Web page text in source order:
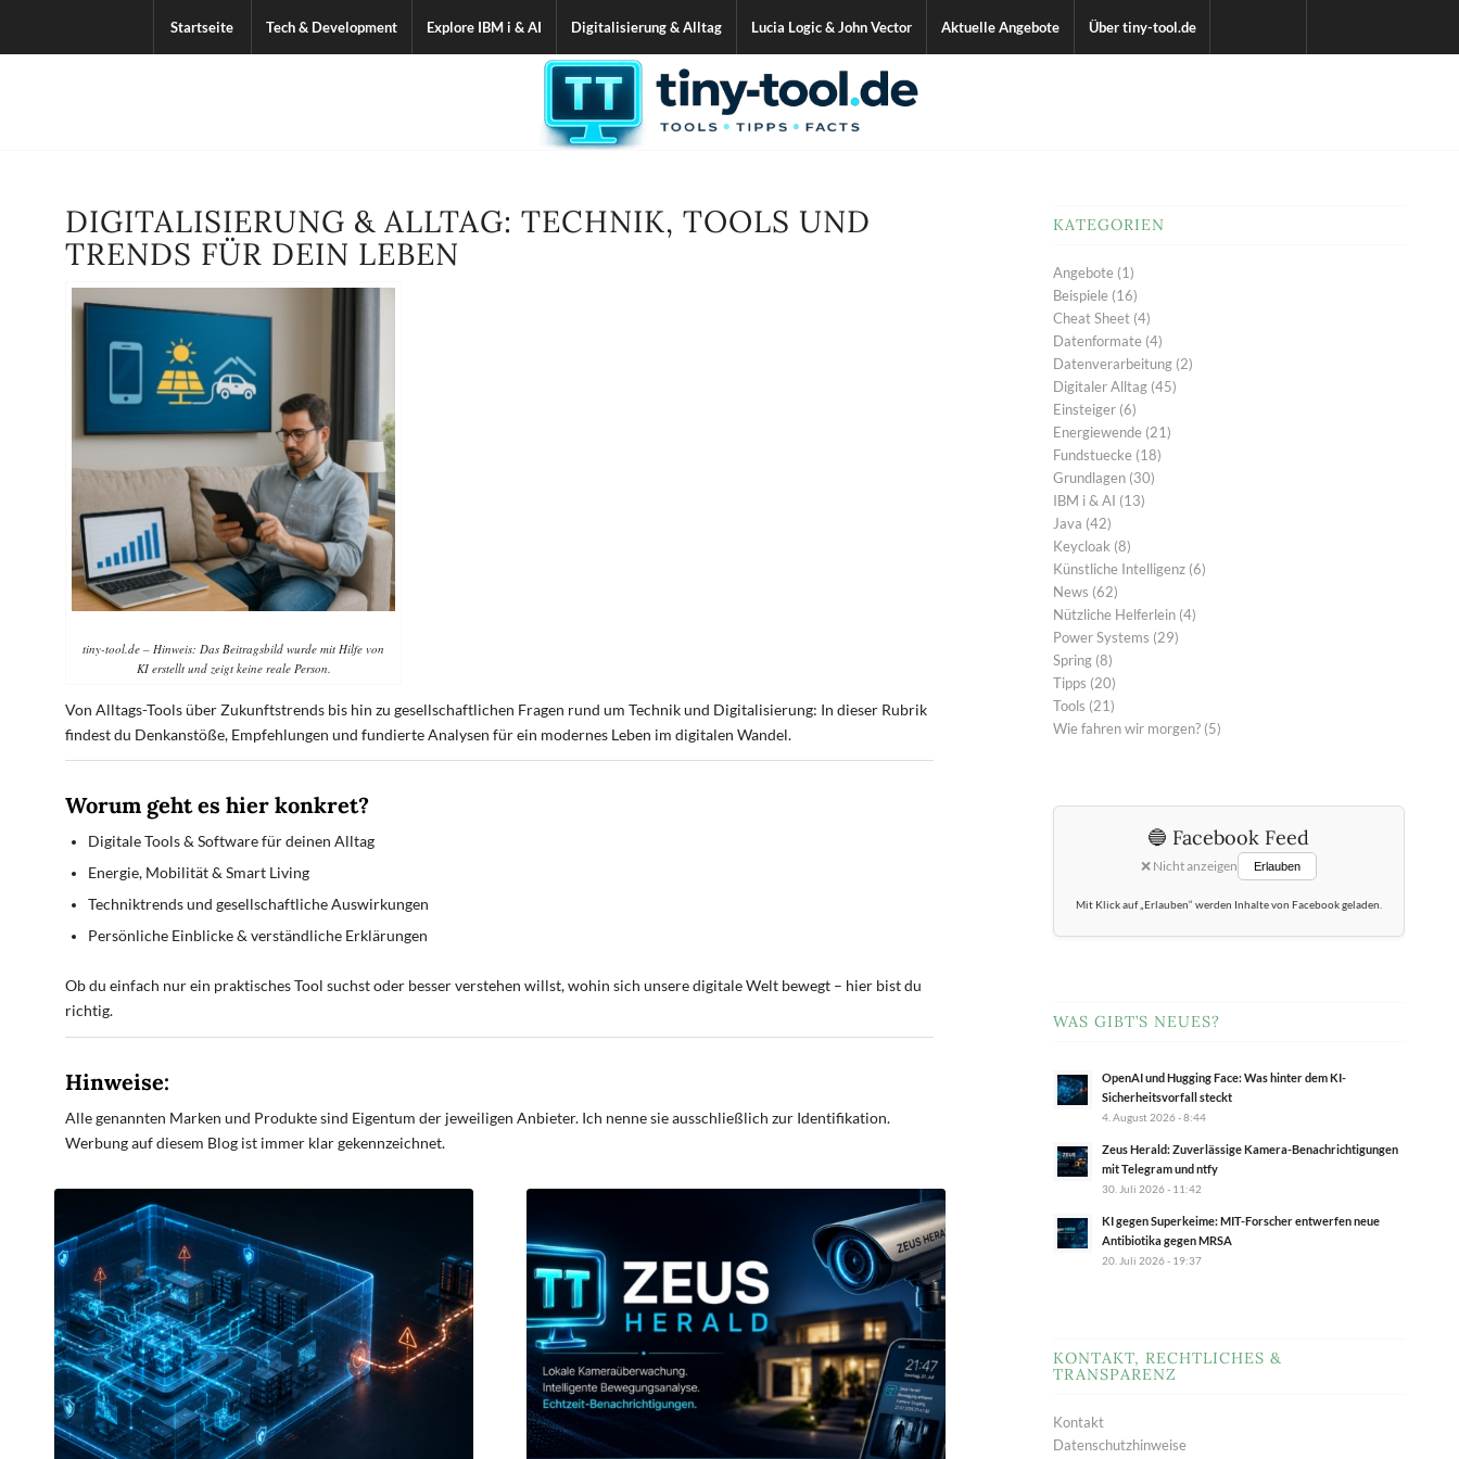
Startseite Tech & Development Explore IBM i & AI Digitalisierung & Alltag Lucia Logic & John Vector Aktuelle Angebote Über tiny-tool.de
DIGITALISIERUNG & ALLTAG: TECHNIK, TOOLS UND
TRENDS FÜR DEIN LEBEN
tiny-tool.de – Hinweis: Das Beitragsbild wurde mit Hilfe von
KI erstellt und zeigt keine reale Person.
Von Alltags-Tools über Zukunftstrends bis hin zu gesellschaftlichen Fragen rund um Technik und Digitalisierung: In dieser Rubrik
findest du Denkanstöße, Empfehlungen und fundierte Analysen für ein modernes Leben im digitalen Wandel.
Worum geht es hier konkret?
Digitale Tools & Software für deinen Alltag
Energie, Mobilität & Smart Living
Techniktrends und gesellschaftliche Auswirkungen
Persönliche Einblicke & verständliche Erklärungen
Ob du einfach nur ein praktisches Tool suchst oder besser verstehen willst, wohin sich unsere digitale Welt bewegt – hier bist du
richtig.
Hinweise:
Alle genannten Marken und Produkte sind Eigentum der jeweiligen Anbieter. Ich nenne sie ausschließlich zur Identifikation.
Werbung auf diesem Blog ist immer klar gekennzeichnet.
KATEGORIEN
Angebote(1)
Beispiele(16)
Cheat Sheet(4)
Datenformate(4)
Datenverarbeitung(2)
Digitaler Alltag(45)
Einsteiger(6)
Energiewende(21)
Fundstuecke(18)
Grundlagen(30)
IBM i & AI (13)
Java (42)
Keycloak (8)
Künstliche Intelligenz(6)
News (62)
Nützliche Helferlein(4)
Power Systems (29)
Spring(8)
Tipps (20)
Tools (21)
Wie fahren wir morgen?(5)
🔵 Facebook Feed
❌ Nicht anzeigen Erlauben
Mit Klick auf „Erlauben“ werden Inhalte von Facebook geladen.
WAS GIBT’S NEUES?
OpenAI und Hugging Face: Was hinter dem KI-
Sicherheitsvorfall steckt
4. August 2026 - 8:44
Zeus Herald: Zuverlässige Kamera-Benachrichtigungen
mit Telegram und ntfy
30. Juli 2026 - 11:42
KI gegen Superkeime: MIT-Forscher entwerfen neue
Antibiotika gegen MRSA
20. Juli 2026 - 19:37
KONTAKT, RECHTLICHES &
TRANSPARENZ
Kontakt
Datenschutzhinweise